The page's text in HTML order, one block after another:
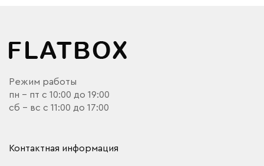
Режим работы
пн - пт с 10:00 до 19:00
сб - вс с 11:00 до 17:00
Контактная информация